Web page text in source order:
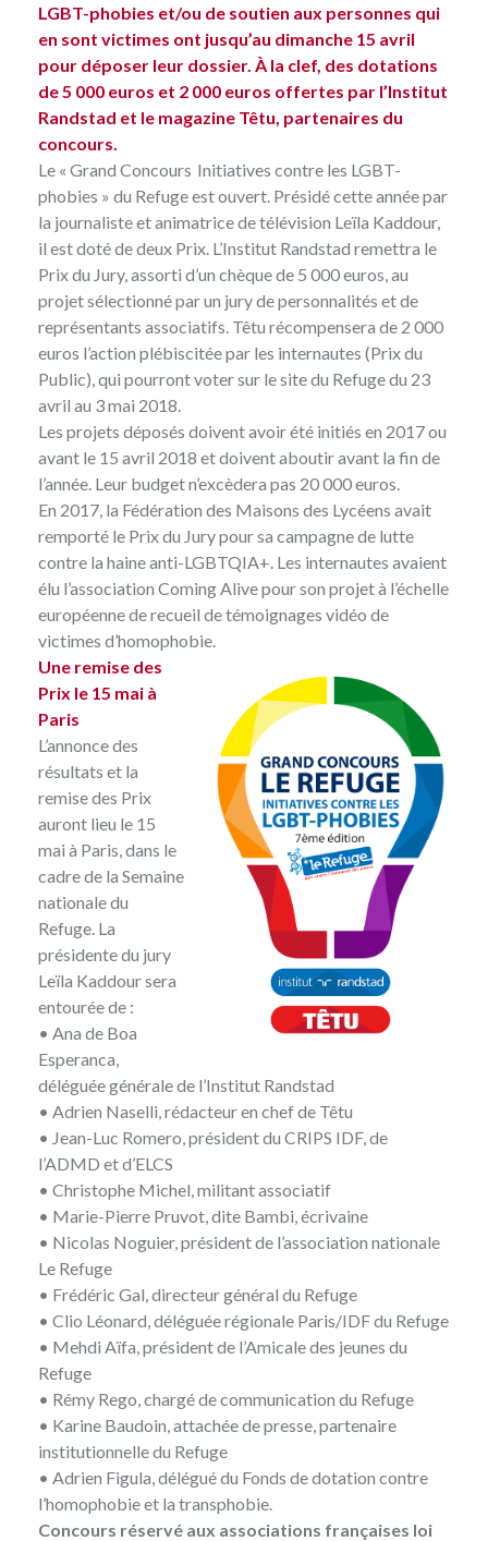
LGBT-phobies et/ou de soutien aux personnes qui
en sont victimes ont jusqu’au dimanche 15 avril
pour déposer leur dossier. À la clef, des dotations
de 5 000 euros et 2 000 euros offertes par l’Institut
Randstad et le magazine Têtu, partenaires du
concours.
Le « Grand Concours Initiatives contre les LGBT-
phobies » du Refuge est ouvert. Présidé cette année par
la journaliste et animatrice de télévision Leïla Kaddour,
il est doté de deux Prix. L’Institut Randstad remettra le
Prix du Jury, assorti d’un chèque de 5 000 euros, au
projet sélectionné par un jury de personnalités et de
représentants associatifs. Têtu récompensera de 2 000
euros l’action plébiscitée par les internautes (Prix du
Public), qui pourront voter sur le site du Refuge du 23
avril au 3 mai 2018.
Les projets déposés doivent avoir été initiés en 2017 ou
avant le 15 avril 2018 et doivent aboutir avant la fin de
l’année. Leur budget n’excèdera pas 20 000 euros.
En 2017, la Fédération des Maisons des Lycéens avait
remporté le Prix du Jury pour sa campagne de lutte
contre la haine anti-LGBTQIA+. Les internautes avaient
élu l’association Coming Alivepour son projet à l’échelle
européenne de recueil de témoignages vidéo de
victimes d’homophobie.
Une remise des
Prix le 15 mai à
Paris
L’annonce des
résultats et la
remise des Prix
auront lieu le 15
mai à Paris, dans le
cadre de la Semaine
nationale du
Refuge. La
présidente du jury
Leïla Kaddour sera
entourée de :
• Ana de Boa
Esperanca,
déléguée générale de l’Institut Randstad
• Adrien Naselli, rédacteur en chef de Têtu
• Jean-Luc Romero, président du CRIPS IDF, de
l’ADMD et d’ELCS
• Christophe Michel, militant associatif
• Marie-Pierre Pruvot, dite Bambi, écrivaine
• Nicolas Noguier, président de l’association nationale
Le Refuge
• Frédéric Gal, directeur général du Refuge
• Clio Léonard, déléguée régionale Paris/IDF du Refuge
• Mehdi Aïfa, président de l’Amicale des jeunes du
Refuge
• Rémy Rego, chargé de communication du Refuge
• Karine Baudoin, attachée de presse, partenaire
institutionnelle du Refuge
• Adrien Figula, délégué du Fonds de dotation contre
l’homophobie et la transphobie.
Concours réservé aux associations françaises loi